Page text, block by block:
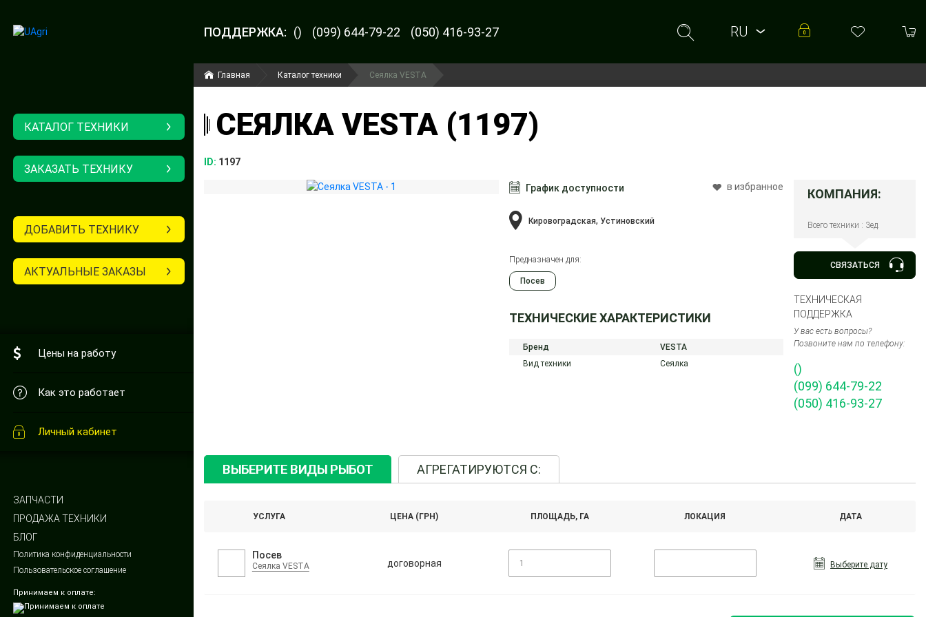
ПОДДЕРЖКА: () (099) 644-79-22 (050) 416-93-27
RU
КАТАЛОГ ТЕХНИКИ
ЗАКАЗАТЬ ТЕХНИКУ
ДОБАВИТЬ ТЕХНИКУ
АКТУАЛЬНЫЕ ЗАКАЗЫ
Цены на работу
Как это работает
Личный кабинет
ЗАПЧАСТИ
ПРОДАЖА ТЕХНИКИ
БЛОГ
Политика конфиденциальности
Пользовательское соглашение
Принимаем к оплате:
Главная Каталог техники Сеялка VESTA
СЕЯЛКА VESTA (1197)
ID: 1197
График доступности в избранное
Кировоградская, Устиновский
Предназначен для:
Посев
ТЕХНИЧЕСКИЕ ХАРАКТЕРИСТИКИ
Бренд
VESTA
Вид техники
Сеялка
КОМПАНИЯ:
Всего техники : 3ед.
СВЯЗАТЬСЯ
ТЕХНИЧЕСКАЯ
ПОДДЕРЖКА
У вас есть вопросы?
Позвоните нам по телефону:
()
(099) 644-79-22
(050) 416-93-27
ВЫБЕРИТЕ ВИДЫ РЫБОТ АГРЕГАТИРУЮТСЯ С:
УСЛУГА ЦЕНА (ГРН) ПЛОЩАДЬ, ГА ЛОКАЦИЯ ДАТА
Посев
Сеялка VESTA договорная Выберите дату